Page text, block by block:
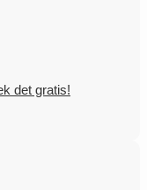
det gratis!